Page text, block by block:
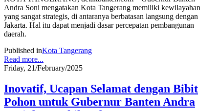
Andra Soni mengatakan Kota Tangerang memiliki kewilayahan
yang sangat strategis, di antaranya berbatasan langsung dengan
Jakarta. Hal itu dapat menjadi dasar percepatan pembangunan
daerah.
Published inKota Tangerang
Read more...
Friday, 21/February/2025
Inovatif, Ucapan Selamat dengan Bibit
Pohon untuk Gubernur Banten Andra